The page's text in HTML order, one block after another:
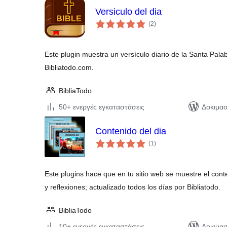
Versiculo del dia
(2αξιολογήσεις
σύνολο
)
Este plugin muestra un versículo diario de la Santa
Bibliatodo.com.
BibliaTodo
50+ ενεργές εγκαταστάσεις
Contenido del dia
(1αξιολογήσεις
σύνολο
)
Este plugins hace que en tu sitio web se muestre el
y reflexiones; actualizado todos los días por Bibliatodo.
BibliaTodo